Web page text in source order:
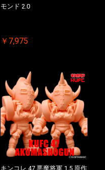
モンド 2.0
￥7,975
キンコレ 47 悪魔将軍 1.5 原作